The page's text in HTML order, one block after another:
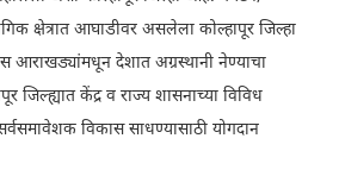
क्षेत्रात आघाडीवर असलेला कोल्हापूर जिल्हा
आराखड्यांमधून देशात अग्रस्थानी नेण्याचा
जिल्ह्यात केंद्र व राज्य शासनाच्या विविध
विकास साधण्यासाठी योगदान